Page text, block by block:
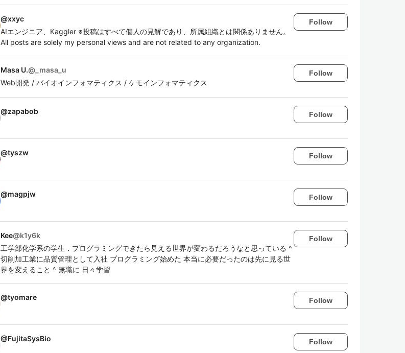
@xxyc
AIエンジニア、Kaggler ※投稿はすべて個人の見解であり、所属組織とは関係ありません。
All posts are solely my personal views and are not related to any organization.
Follow
Masa U.@ _masa_u
Web開発 / バイオインフォマティクス / ケモインフォマティクス
Follow
@zapabob Follow
@tyszw Follow
@magpjw Follow
Kee@k1y6k
工学部化学系の学生．プログラミングできたら見える世界が変わるだろうなと思っている ^
切削加工業に品質管理として入社 プログラミング始めた 本当に必要だったのは先に見る世
界を変えること ^ 無職に 日々学習
Follow
@tyomare Follow
@FujitaSysBio Follow